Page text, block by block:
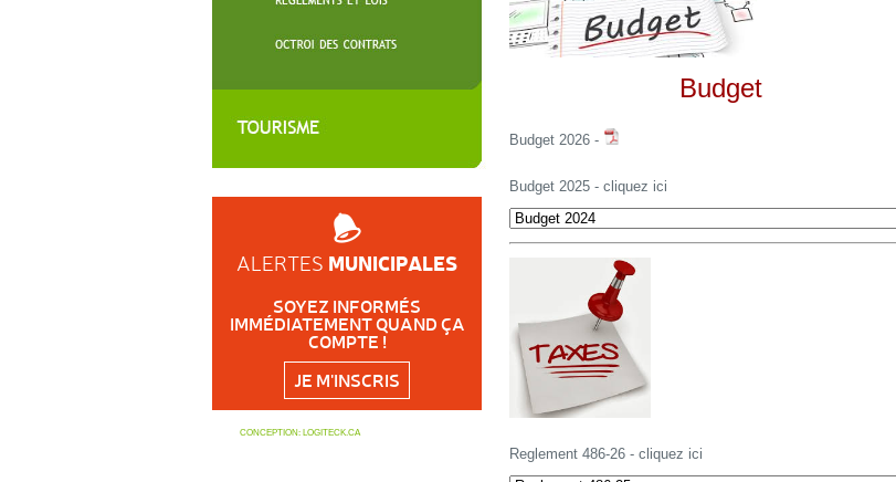
ALERTES MUNICIPALES
SOYEZ INFORMÉS
IMMÉDIATEMENT QUAND ÇA
COMPTE !
JE M'INSCRIS
CONCEPTION: LOGITECK.CA
Budget
Budget 2026 -
Budget 2025 - cliquez ici
Reglement 486-26 - cliquez ici